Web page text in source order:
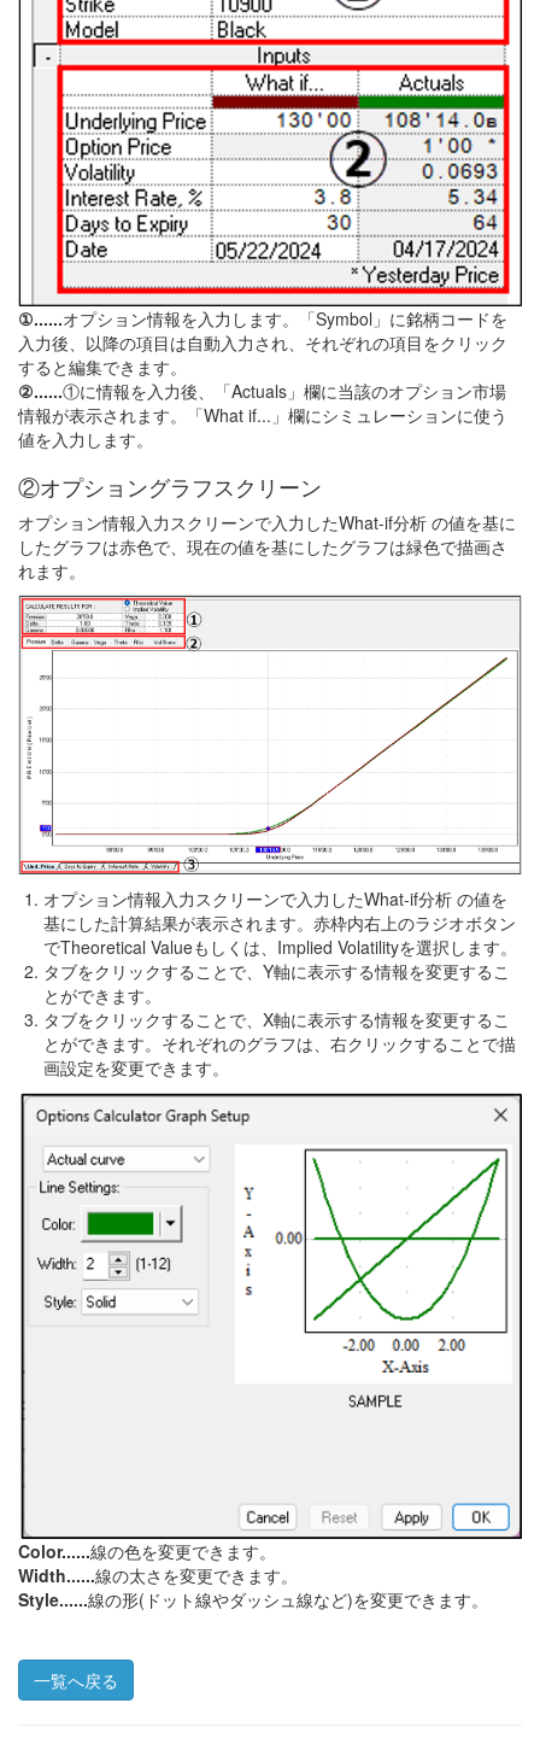
①......オプション情報を入力します。「Symbol」に銘柄コードを
入力後、以降の項目は自動入力され、それぞれの項目をクリック
すると編集できます。
②......①に情報を入力後、「Actuals」欄に当該のオプション市場
情報が表示されます。「What if...」欄にシミュレーションに使う
値を入力します。
②オプショングラフスクリーン
オプション情報入力スクリーンで入力したWhat-if分析 の値を基に
したグラフは赤色で、現在の値を基にしたグラフは緑色で描画さ
れます。
オプション情報入力スクリーンで入力したWhat-if分析 の値を
基にした計算結果が表示されます。赤枠内右上のラジオボタン
でTheoretical Valueもしくは、Implied Volatilityを選択します。
タブをクリックすることで、Y軸に表示する情報を変更するこ
とができます。
タブをクリックすることで、X軸に表示する情報を変更するこ
とができます。それぞれのグラフは、右クリックすることで描
画設定を変更できます。
Color......線の色を変更できます。
Width......線の太さを変更できます。
Style......線の形(ドット線やダッシュ線など)を変更できます。
一覧へ戻る